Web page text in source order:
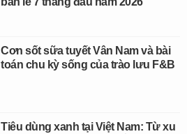
Cơn sốt sữa tuyết Vân Nam và bài
toán chu kỳ sống của trào lưu F&B
Tiêu dùng xanh tại Việt Nam: Từ xu